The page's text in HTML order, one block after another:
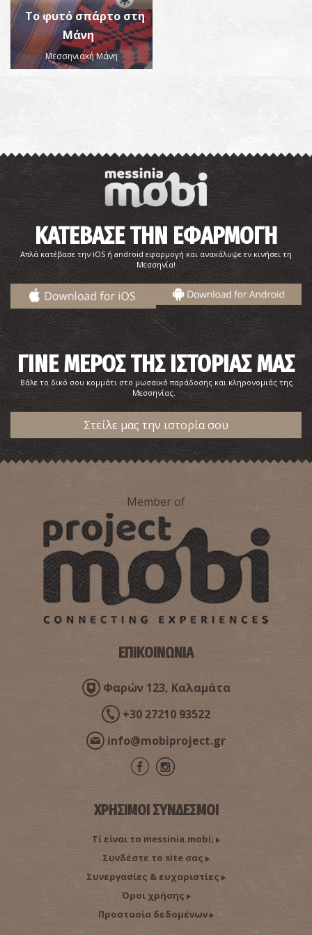
Το φυτό σπάρτο στη
Μάνη
Μεσσηνιακή Μάνη
ΚΑΤΕΒΑΣΕ ΤΗΝ ΕΦΑΡΜΟΓΗ
Απλά κατέβασε την iOS ή android εφαρμογή και ανακάλυψε εν κινήσει τη
Μεσσηνία!
ΓΙΝΕ ΜΕΡΟΣ ΤΗΣ ΙΣΤΟΡΙΑΣ ΜΑΣ
Βάλε το δικό σου κομμάτι στο μωσαϊκό παράδοσης και κληρονομιάς της
Μεσσηνίας.
Στείλε μας την ιστορία σου
Member of
ΕΠΙΚΟΙΝΩΝΙΑ
Φαρών 123, Καλαμάτα
+30 27210 93522
info@mobiproject.gr
ΧΡΗΣΙΜΟΙ ΣΥΝΔΕΣΜΟΙ
Τί είναι το messinia.mobi;
Συνδέστε το site σας
Συνεργασίες & ευχαριστίες
Όροι χρήσης
Προστασία δεδομένων